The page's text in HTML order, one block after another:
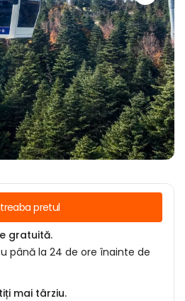
pretul
gratuită.
până la 24 de ore înainte de
mai târziu.